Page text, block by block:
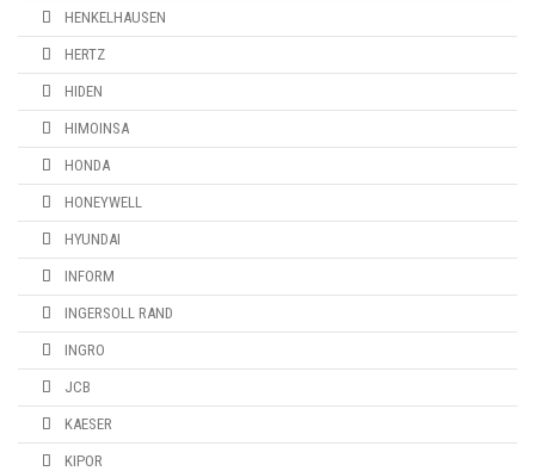
HENKELHAUSEN
HERTZ
HIDEN
HIMOINSA
HONDA
HONEYWELL
HYUNDAI
INFORM
INGERSOLL RAND
INGRO
JCB
KAESER
KIPOR